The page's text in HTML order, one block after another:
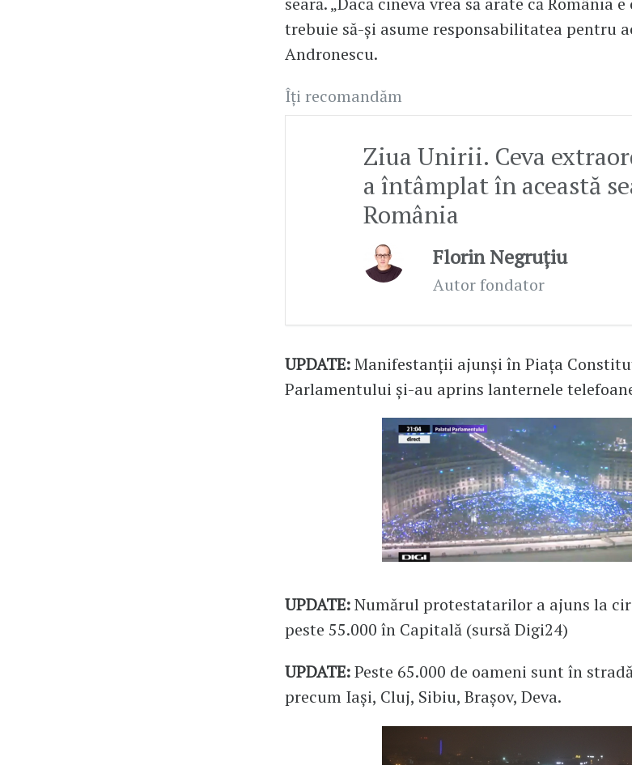
trebuie să-și asume responsabilitatea pentru
Andronescu.
Îți recomandăm
Ziua Unirii. Ceva
a întâmplat în această
România
Florin Negruțiu
Autor fondator
UPDATE:Manifestanții ajunși în Piața
Parlamentului și-au aprins lanternele
UPDATE:Numărul protestatarilor a ajuns la
peste 55.000 în Capitală (sursă Digi24)
UPDATE:Peste 65.000 de oameni sunt în
precum Iași, Cluj, Sibiu, Brașov, Deva.